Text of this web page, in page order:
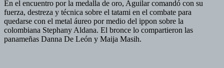
En el encuentro por la medalla de oro, Aguilar comandó con su
fuerza, destreza y técnica sobre el tatami en el combate para
quedarse con el metal áureo por medio del ippon sobre la
colombiana Stephany Aldana. El bronce lo compartieron las
panameñas Danna De León y Maija Masih.